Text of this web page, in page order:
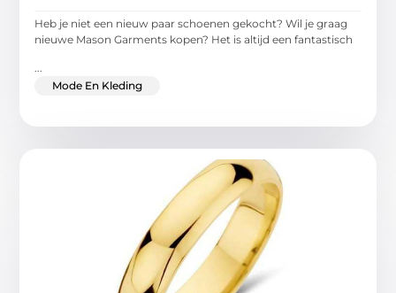
Heb je niet een nieuw paar schoenen gekocht? Wil je graag
nieuwe Mason Garments kopen? Het is altijd een fantastisch
...
Mode En Kleding